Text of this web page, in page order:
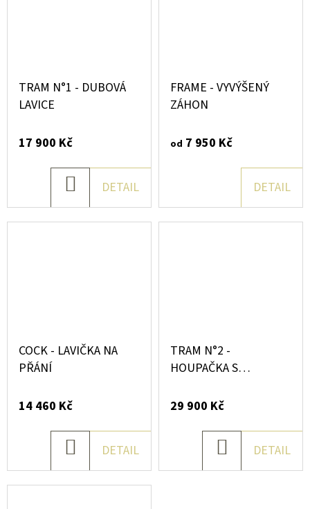
TRAM N°1 - DUBOVÁ
LAVICE
17 900 Kč
KOŠÍKU
DETAIL
FRAME - VYVÝŠENÝ
ZÁHON
od 7 950 Kč
DETAIL
COCK - LAVIČKA NA
PŘÁNÍ
14 460 Kč
KOŠÍKU
DETAIL
TRAM N°2 -
HOUPAČKA S
29 900 Kč
KOŠÍKU
DETAIL